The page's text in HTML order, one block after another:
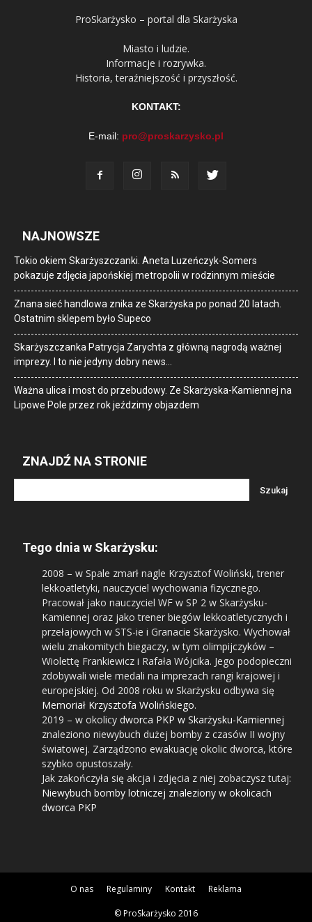
ProSkarżysko – portal dla Skarżyska
Miasto i ludzie.
Informacje i rozrywka.
Historia, teraźniejszość i przyszłość.
KONTAKT:
E-mail: pro@proskarzysko.pl
NAJNOWSZE
Tokio okiem Skarżyszczanki. Aneta Luzeńczyk-Somers
pokazuje zdjęcia japońskiej metropolii w rodzinnym mieście
Znana sieć handlowa znika ze Skarżyska po ponad 20 latach.
Ostatnim sklepem było Supeco
Skarżyszczanka Patrycja Zarychta z główną nagrodą ważnej
imprezy. I to nie jedyny dobry news…
Ważna ulica i most do przebudowy. Ze Skarżyska-Kamiennej na
Lipowe Pole przez rok jeździmy objazdem
ZNAJDŹ NA STRONIE
Tego dnia w Skarżysku:
2008 – w Spale zmarł nagle Krzysztof Woliński, trener
lekkoatletyki, nauczyciel wychowania fizycznego.
Pracował jako nauczyciel WF w SP 2 w Skarżysku-
Kamiennej oraz jako trener biegów lekkoatletycznych i
przełajowych w STS-ie i Granacie Skarżysko. Wychował
wielu znakomitych biegaczy, w tym olimpijczyków –
Wiolettę Frankiewicz i Rafała Wójcika. Jego podopieczni
zdobywali wiele medali na imprezach rangi krajowej i
europejskiej. Od 2008 roku w Skarżysku odbywa się
Memoriał Krzysztofa Wolińskiego.
2019 – w okolicy dworca PKP w Skarżysku-Kamiennej
znaleziono niewybuch dużej bomby z czasów II wojny
światowej. Zarządzono ewakuację okolic dworca, które
szybko opustoszały.
Jak zakończyła się akcja i zdjęcia z niej zobaczysz tutaj:
Niewybuch bomby lotniczej znaleziony w okolicach
dworca PKP
O nas Regulaminy Kontakt Reklama
© ProSkarżysko 2016